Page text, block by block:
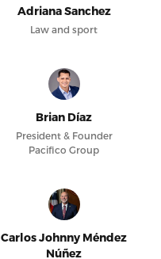
Adriana Sanchez
Law and sport
Brian Díaz
President & Founder
Pacifico Group
Carlos Johnny Méndez
Núñez